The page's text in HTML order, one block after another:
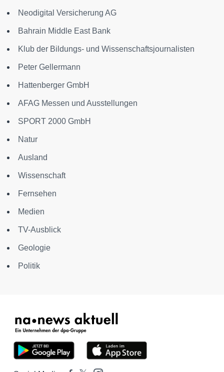
Neodigital Versicherung AG
Bahrain Middle East Bank
Klub der Bildungs- und Wissenschaftsjournalisten
Peter Gellermann
Hattenberger GmbH
AFAG Messen und Ausstellungen
SPORT 2000 GmbH
Natur
Ausland
Wissenschaft
Fernsehen
Medien
TV-Ausblick
Geologie
Politik